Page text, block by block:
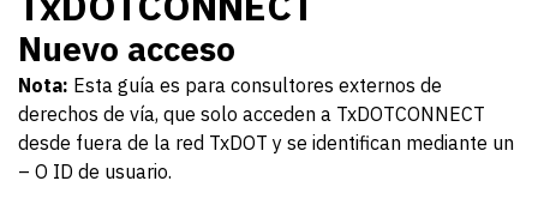
Nuevo acceso
Nota: Esta guía es para consultores externos de
derechos de vía, que solo acceden a TxDOTCONNECT
desde fuera de la red TxDOT y se identifican mediante un
– O ID de usuario.